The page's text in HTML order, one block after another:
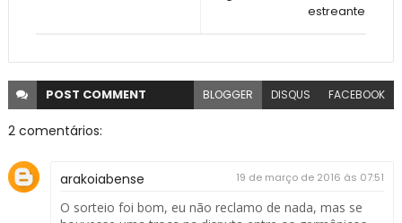
estreante
POST COMMENT BLOGGER DISQUS FACEBOOK
2 comentários:
arakoiabense 19 de março de 2016 às 07:51
O sorteio foi bom, eu não reclamo de nada, mas se